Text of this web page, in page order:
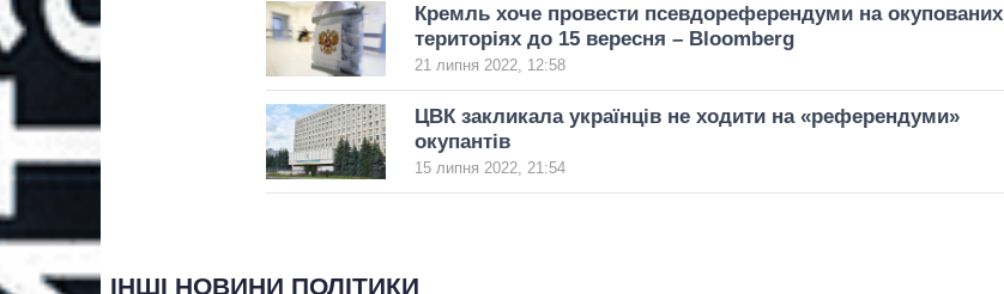
Кремль хоче провести псевдореферендуми на окупованих
територіях до 15 вересня – Bloomberg
21 липня 2022, 12:58
ЦВК закликала українців не ходити на «референдуми»
окупантів
15 липня 2022, 21:54
ІНШІ НОВИНИ ПОЛІТИКИ